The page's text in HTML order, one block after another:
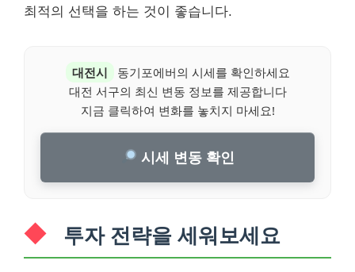
최적의 선택을 하는 것이 좋습니다.
대전시
동기포에버의 시세를 확인하세요
대전 서구의 최신 변동 정보를 제공합니다
지금 클릭하여 변화를 놓치지 마세요!
시세 변동 확인
투자 전략을 세워보세요